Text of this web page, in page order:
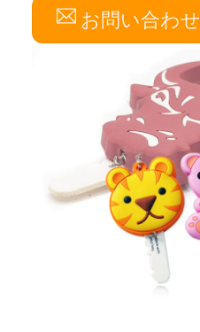
お問い合わせ